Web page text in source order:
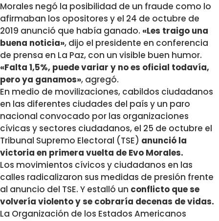
Morales negó la posibilidad de un fraude como lo
afirmaban los opositores y el 24 de octubre de
2019 anunció que había ganado. «Les traigo una
buena noticia», dijo el presidente en conferencia
de prensa en La Paz, con un visible buen humor.
«Falta 1,5%, puede variar y no es oficial todavía,
pero ya ganamos», agregó.
En medio de movilizaciones, cabildos ciudadanos
en las diferentes ciudades del país y un paro
nacional convocado por las organizaciones
cívicas y sectores ciudadanos, el 25 de octubre el
Tribunal Supremo Electoral (TSE) anunció la
victoria en primera vuelta de Evo Morales.
Los movimientos cívicos y ciudadanos en las
calles radicalizaron sus medidas de presión frente
al anuncio del TSE. Y estalló un conflicto que se
volvería violento y se cobraría decenas de vidas.
La Organización de los Estados Americanos